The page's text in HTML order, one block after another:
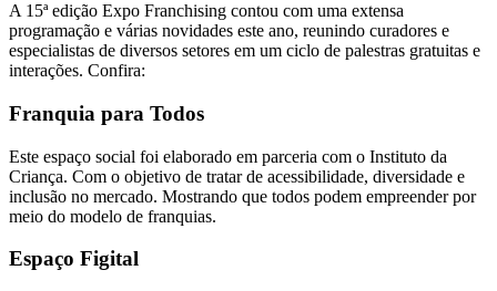
A 15ª edição Expo Franchising contou com uma extensa
programação e várias novidades este ano, reunindo curadores e
especialistas de diversos setores em um ciclo de palestras gratuitas e
interações. Confira:
Franquia para Todos
Este espaço social foi elaborado em parceria com o Instituto da
Criança. Com o objetivo de tratar de acessibilidade, diversidade e
inclusão no mercado. Mostrando que todos podem empreender por
meio do modelo de franquias.
Espaço Figital